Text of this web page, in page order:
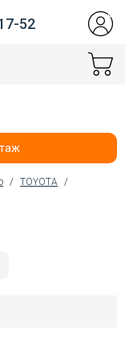
52
/ TOYOTA /